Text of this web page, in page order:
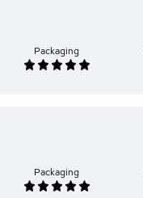
Packaging
Packaging